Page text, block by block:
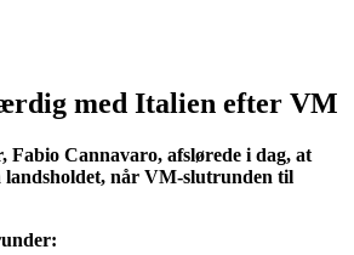
med Italien efter VM
Fabio Cannavaro, afslørede i dag, at
landsholdet, når VM-slutrunden til